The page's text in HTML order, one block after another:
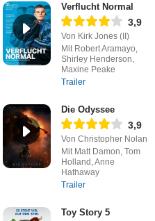
Verflucht Normal
3,9
Von Kirk Jones (II)
Mit Robert Aramayo,
Shirley Henderson,
Maxine Peake
Trailer
Die Odyssee
3,9
Von Christopher Nolan
Mit Matt Damon, Tom
Holland, Anne
Hathaway
Trailer
Toy Story 5